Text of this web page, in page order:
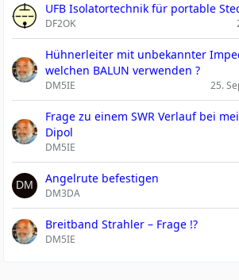
UFB Isolatortechnik für portable
DF2OK
Hühnerleiter mit unbekannter
welchen BALUN verwenden ?
DM5IE 25.
Frage zu einem SWR Verlauf bei
Dipol
DM5IE
Angelrute befestigen
DM3DA
Breitband Strahler – Frage !?
DM5IE